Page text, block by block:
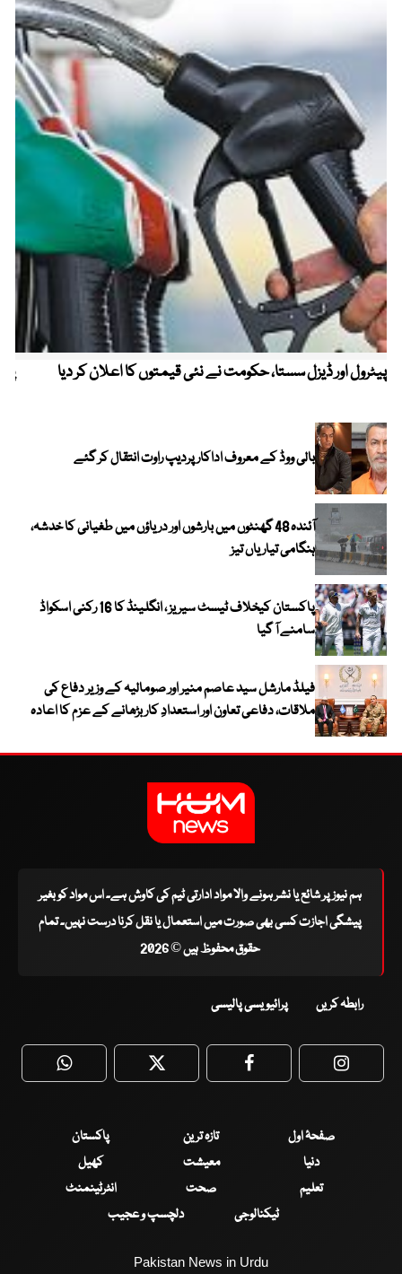
پیٹرول اور ڈیزل سستا، حکومت نے نئی قیمتوں کا اعلان کر دیا
بالی ووڈ کے معروف اداکار پردیپ راوت انتقال کر گئے
آئندہ 48 گھنٹوں میں بارشوں اور دریاؤں میں طغیانی کا خدشہ،
ہنگامی تیاریاں تیز
پاکستان کیخلاف ٹیسٹ سیریز ، انگلینڈ کا 16 رکنی اسکواڈ
سامنے آ گیا
فیلڈ مارشل سید عاصم منیر اور صومالیہ کے وزیر دفاع کی
ملاقات، دفاعی تعاون اور استعدادِ کار بڑھانے کے عزم کا اعادہ
ہم نیوز پر شائع یا نشر ہونے والا مواد ادارتی ٹیم کی کاوش ہے۔ اس مواد کو بغیر
پیشگی اجازت کسی بھی صورت میں استعمال یا نقل کرنا درست نہیں۔ تمام
حقوق محفوظ ہیں © 2026
رابطہ کریں پرائیویسی پالیسی
WhatsApp Twitter Facebook
صفحۂ اول تازہ ترین
پاکستان
دنیا
معیشت
کھیل
تعلیم
صحت
انٹرٹینمنٹ
ٹیکنالوجی
دلچسپ و عجیب
Pakistan News in Urdu